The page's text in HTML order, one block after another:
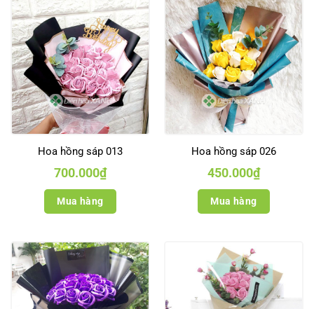
Hoa hồng sáp 013
700.000₫
Mua hàng
Hoa hồng sáp 026
450.000₫
Mua hàng